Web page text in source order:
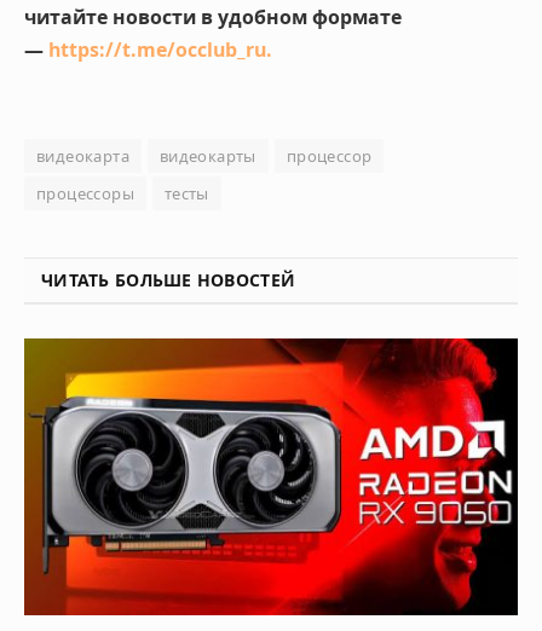
читайте новости в удобном формате
— https://t.me/occlub_ru.
видеокарта видеокарты
процессор
процессоры
тесты
ЧИТАТЬ БОЛЬШЕ НОВОСТЕЙ